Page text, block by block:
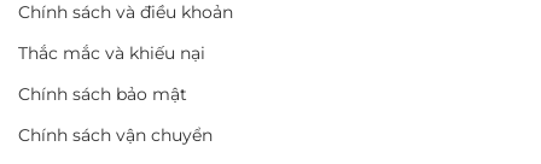
Chính sách và điều khoản
Thắc mắc và khiếu nại
Chính sách bảo mật
Chính sách vận chuyển